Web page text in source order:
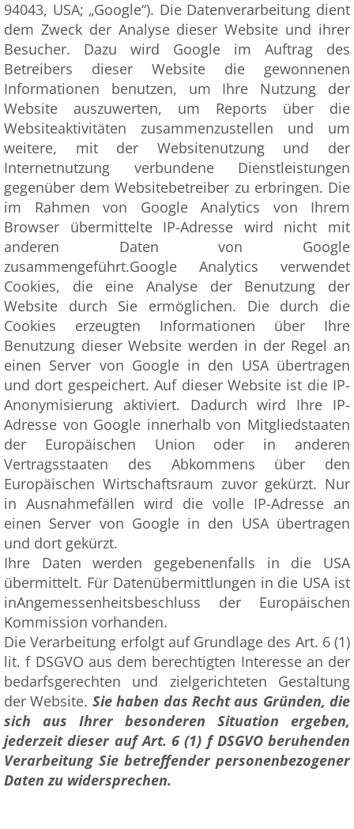
94043, USA; „Google“). Die Datenverarbeitung dient
dem Zweck der Analyse dieser Website und ihrer
Besucher. Dazu wird Google im Auftrag des
Betreibers dieser Website die gewonnenen
Informationen benutzen, um Ihre Nutzung der
Website auszuwerten, um Reports über die
Websiteaktivitäten zusammenzustellen und um
weitere, mit der Websitenutzung und der
Internetnutzung verbundene Dienstleistungen
gegenüber dem Websitebetreiber zu erbringen. Die
im Rahmen von Google Analytics von Ihrem
Browser übermittelte IP-Adresse wird nicht mit
anderen Daten von Google
zusammengeführt.Google Analytics verwendet
Cookies, die eine Analyse der Benutzung der
Website durch Sie ermöglichen. Die durch die
Cookies erzeugten Informationen über Ihre
Benutzung dieser Website werden in der Regel an
einen Server von Google in den USA übertragen
und dort gespeichert. Auf dieser Website ist die IP-
Anonymisierung aktiviert. Dadurch wird Ihre IP-
Adresse von Google innerhalb von Mitgliedstaaten
der Europäischen Union oder in anderen
Vertragsstaaten des Abkommens über den
Europäischen Wirtschaftsraum zuvor gekürzt. Nur
in Ausnahmefällen wird die volle IP-Adresse an
einen Server von Google in den USA übertragen
und dort gekürzt.
Ihre Daten werden gegebenenfalls in die USA
übermittelt. Für Datenübermittlungen in die USA ist
inAngemessenheitsbeschluss der Europäischen
Kommission vorhanden.
Die Verarbeitung erfolgt auf Grundlage des Art. 6 (1)
lit. f DSGVO aus dem berechtigten Interesse an der
bedarfsgerechten und zielgerichteten Gestaltung
der Website. Sie haben das Recht aus Gründen, die
sich aus Ihrer besonderen Situation ergeben,
jederzeit dieser auf Art. 6 (1) f DSGVO beruhenden
Verarbeitung Sie betreffender personenbezogener
Daten zu widersprechen.